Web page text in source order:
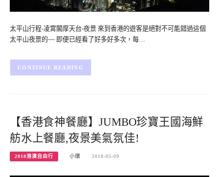
太平山行程-凌霄閣摩天台-夜景 來到香港的遊客是絕對不可能錯過這個
太平山夜景的~~ 即便已經看了好多好多次，每…
CONTINUE READING
【香港食神餐廳】JUMBO珍寶王國海鮮
舫水上餐廳,夜景美氣氛佳!
2018港澳自由行 小環 2018-05-09